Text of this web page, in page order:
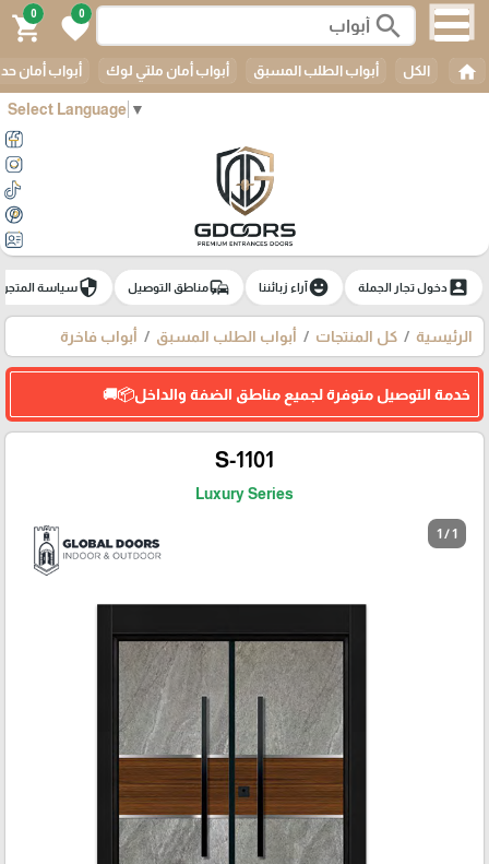
Select Language ▼
search
0
favorite
0
shopping_cart
home الكل أبواب الطلب المسبق أبواب أمان ملتي لوك أبواب أمان
account_boxدخول تجار الجملة emoji_emotionsآراء زبائننا commuteمناطق التوصيل securityسياسة المتجر
الرئيسية كل المنتجات أبواب الطلب المسبق أبواب فاخرة
خدمة التوصيل متوفرة لجميع مناطق الضفة والداخل📦🚚
S-1101
Luxury Series
1 / 1